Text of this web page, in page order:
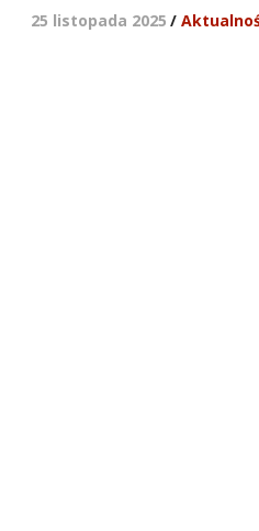
25 listopada 2025 /